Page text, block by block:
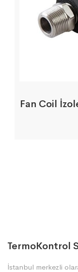
Fan Coil
TermoKontrol
İstanbul merkezli